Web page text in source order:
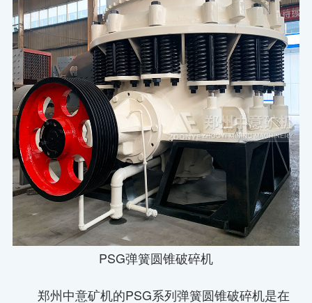
PSG弹簧圆锥破碎机
郑州中意矿机的PSG系列弹簧圆锥破碎机是在